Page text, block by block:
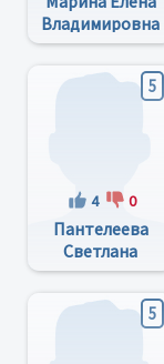
Владимировна
5
4 0
Пантелеева
Светлана
Владимировна
5